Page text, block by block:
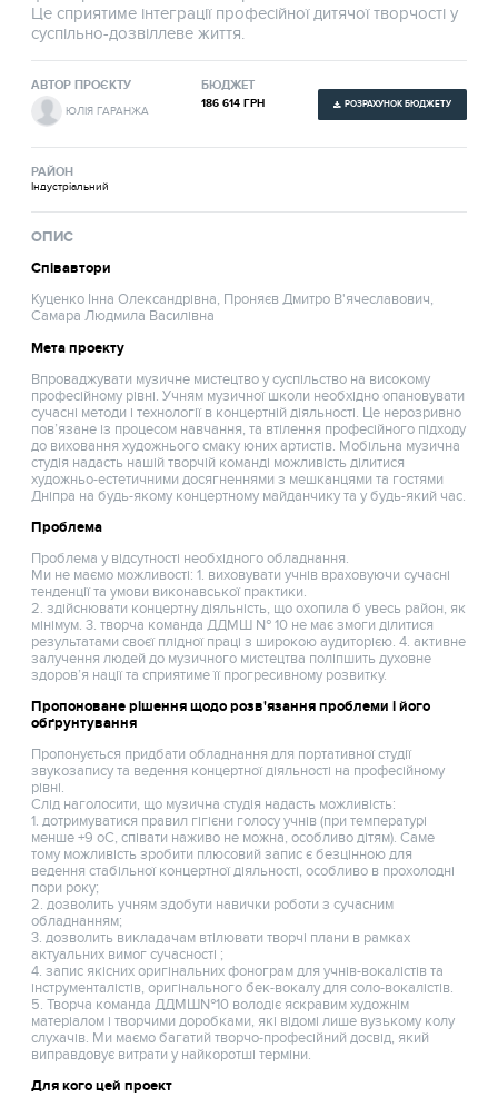
Це сприятиме інтеграції професійної дитячої творчості у
суспільно-дозвіллеве життя.
АВТОР ПРОЄКТУ
ЮЛІЯ ГАРАНЖА
БЮДЖЕТ
186 614 ГРН РОЗРАХУНОК БЮДЖЕТУ
РАЙОН
Індустріальний
ОПИС
Співавтори
Куценко Інна Олександрівна, Проняєв Дмитро В'ячеславович,
Самара Людмила Василівна
Мета проекту
Впроваджувати музичне мистецтво у суспільство на високому
професійному рівні. Учням музичної школи необхідно опановувати
сучасні методи і технології в концертній діяльності. Це нерозривно
пов’язане із процесом навчання, та втілення професійного підходу
до виховання художнього смаку юних артистів. Мобільна музична
студія надасть нашій творчій команді можливість ділитися
художньо-естетичними досягненнями з мешканцями та гостями
Дніпра на будь-якому концертному майданчику та у будь-який час.
Проблема
Проблема у відсутності необхідного обладнання.
Ми не маємо можливості: 1. виховувати учнів враховуючи сучасні
тенденції та умови виконавської практики.
2. здійснювати концертну діяльність, що охопила б увесь район, як
мінімум. 3. творча команда ДДМШ № 10 не має змоги ділитися
результатами своєї плідної праці з широкою аудиторією. 4. активне
залучення людей до музичного мистецтва поліпшить духовне
здоров’я нації та сприятиме її прогресивному розвитку.
Пропоноване рішення щодо розв'язання проблеми і його
обґрунтування
Пропонується придбати обладнання для портативної студії
звукозапису та ведення концертної діяльності на професійному
рівні.
Слід наголосити, що музична студія надасть можливість:
1. дотримуватися правил гігієни голосу учнів (при температурі
менше +9 оС, співати наживо не можна, особливо дітям). Саме
тому можливість зробити плюсовий запис є безцінною для
ведення стабільної концертної діяльності, особливо в прохолодні
пори року;
2. дозволить учням здобути навички роботи з сучасним
обладнанням;
3. дозволить викладачам втілювати творчі плани в рамках
актуальних вимог сучасності ;
4. запис якісних оригінальних фонограм для учнів-вокалістів та
інструменталістів, оригінального бек-вокалу для соло-вокалістів.
5. Творча команда ДДМШ№10 володіє яскравим художнім
матеріалом і творчими доробками, які відомі лише вузькому колу
слухачів. Ми маємо багатий творчо-професійний досвід, який
виправдовує витрати у найкоротші терміни.
Для кого цей проект